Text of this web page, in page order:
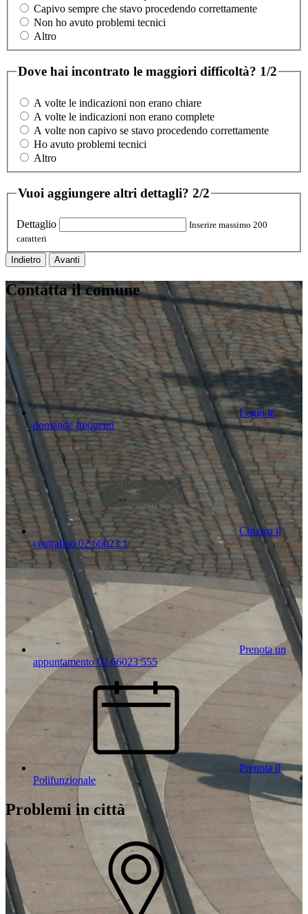
Capivo sempre che stavo procedendo correttamente
Non ho avuto problemi tecnici
Altro
Dove hai incontrato le maggiori difficoltà? 1/2
A volte le indicazioni non erano chiare
A volte le indicazioni non erano complete
A volte non capivo se stavo procedendo correttamente
Ho avuto problemi tecnici
Altro
Vuoi aggiungere altri dettagli? 2/2
Dettaglio
Inserire massimo 200
caratteri
Indietro Avanti
Contatta il comune
Leggi le
domande frequenti
Chiama il
centralino 02 66023 1
Prenota un
appuntamento 02 66023 555
Prenota il
Polifunzionale
Problemi in città